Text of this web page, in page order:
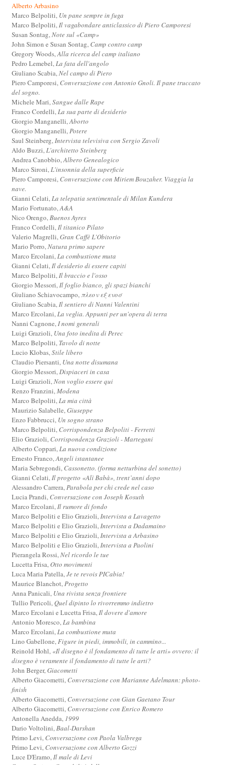
Alberto Arbasino
Marco Belpoliti, Un pane sempre in fuga
Marco Belpoliti,Il vagabondare anticlassico di Piero Camporesi
Susan Sontag,Note sul «Camp»
John Simon e Susan Sontag, Camp contro camp
Gregory Woods,Alla ricerca del camp italiano
Pedro Lemebel,La fata dell'angolo
Giuliano Scabia,Nel campo di Piero
Piero Camporesi, Conversazione con Antonio Gnoli. Il pane truccato
del sogno.
Michele Mari,Sangue dalle Rape
Franco Cordelli,La sua parte di desiderio
Giorgio Manganelli,Aborto
Giorgio Manganelli,Potere
Saul Steinberg,Intervista televisiva con Sergio Zavoli
Aldo Buzzi,L'architetto Steinberg
Andrea Canobbio,Albero Genealogico
Marco Sironi,L'insonnia della superficie
Piero Camporesi, Conversazione con Miriem Bouzaher. Viaggia la
nave.
Gianni Celati,La telepatia sentimentale di Milan Kundera
Mario Fortunato,A&A
Nico Orengo,Buenos Ayres
Franco Cordelli,Il titanico Pilato
Valerio Magrelli,Gran Caffè L'Obitorio
Mario Porro,Natura primo sapere
Marco Ercolani,La combustione muta
Gianni Celati,Il desiderio di essere capiti
Marco Belpoliti,Il braccio e l'osso
Giorgio Messori,Il foglio bianco, gli spazi bianchi
Giuliano Schiavocampo,πλεον εξ ενοσ
Giuliano Scabia,Il sentiero di Nanni Valentini
Marco Ercolani,La veglia. Appunti per un'opera di terra
Nanni Cagnone,I nomi generali
Luigi Grazioli, Una foto inedita di Perec
Marco Belpoliti, Tavolo di notte
Lucio Klobas,Stile libero
Claudio Piersanti, Una notte disumana
Giorgio Messori,Dispiaceri in casa
Luigi Grazioli,Non voglio essere qui
Renzo Franzini,Modena
Marco Belpoliti,La mia città
Maurizio Salabelle,Giuseppe
Enzo Fabbrucci, Un sogno strano
Marco Belpoliti, Corrispondenza Belpoliti - Ferretti
Elio Grazioli, Corrispondenza Grazioli - Martegani
Alberto Coppari,La nuova condizione
Ernesto Franco,Angeli istantanee
Maria Sebregondi, Cassonetto. (forma netturbina del sonetto)
Gianni Celati,Il progetto «Alì Babà», trent’anni dopo
Alessandro Carrera,Parabola per chi crede nel caso
Lucia Prandi, Conversazione con Joseph Kosuth
Marco Ercolani,Il rumore di fondo
Marco Belpoliti e Elio Grazioli,Intervista a Lavagetto
Marco Belpoliti e Elio Grazioli,Intervista a Dadamaino
Marco Belpoliti e Elio Grazioli,Intervista a Arbasino
Marco Belpoliti e Elio Grazioli,Intervista a Paolini
Pierangela Rossi,Nel ricordo le tue
Lucetta Frisa,Otto movimenti
Luca Maria Patella,Je te revois PICabia!
Maurice Blanchot,Progetto
Anna Panicali, Una rivista senza frontiere
Tullio Pericoli,Quel dipinto lo rivorremmo indietro
Marco Ercolani e Lucetta Frisa,Il dovere d'amore
Antonio Moresco,La bambina
Marco Ercolani,La combustione muta
Lino Gabellone,Figure in piedi, immobili, in cammino...
Reinold Hohl, «Il disegno è il fondamento di tutte le arti» ovvero: il
disegno è veramente il fondamento di tutte le arti?
John Berger,Giacometti
Alberto Giacometti, Conversazione con Marianne Adelmann: photo-
finish
Alberto Giacometti, Conversazione con Gian Gaetano Tour
Alberto Giacometti, Conversazione con Enrico Romero
Antonella Anedda, 1999
Dario Voltolini,Baal-Darshan
Primo Levi, Conversazione con Paola Valbrega
Primo Levi, Conversazione con Alberto Gozzi
Luce D'Eramo,Il male di Levi